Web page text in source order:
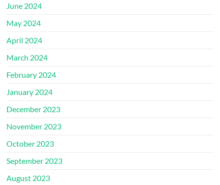
June 2024
May 2024
April 2024
March 2024
February 2024
January 2024
December 2023
November 2023
October 2023
September 2023
August 2023